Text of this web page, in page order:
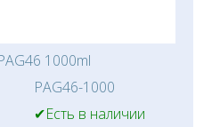
1000ml
PAG46-1000
✔Есть в наличии